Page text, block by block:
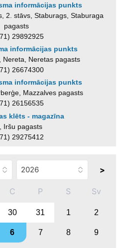
informācijas punkts
2. stāvs, Staburags, Staburaga
pagasts
29892925
informācijas punkts
Nereta, Neretas pagasts
26674300
informācijas punkts
Mazzalves pagasts
26156535
klēts - magazīna
Iršu pagasts
29275412
>
C P S Sv
30 31 1 2
6 7 8 9